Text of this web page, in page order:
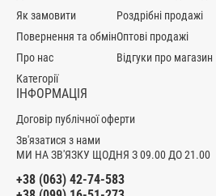
МИ НА ЗВ'ЯЗКУ ЩОДНЯ З 09.00 ДО 21.00
+38 (063) 42-74-583
Як замовити
Повернення та обмін
Про нас
Категорії
Роздрібні продажі
Оптові продажі
Відгуки про магазин
ІНФОРМАЦІЯ
Договір публічної оферти
Зв'язатися з нами